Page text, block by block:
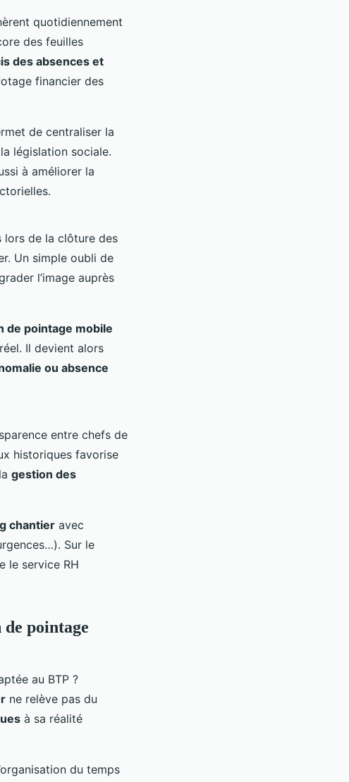
quotidiennement
des feuilles
des absences et
financier des
de centraliser la
législation sociale.
à améliorer la
lors de la clôture des
Un simple oubli de
l’image auprès
de pointage mobile
Il devient alors
ou absence
entre chefs de
historiques favorise
gestion des
chantier avec
Sur le
le service RH
pointage
ne relève pas du
à sa réalité
du temps